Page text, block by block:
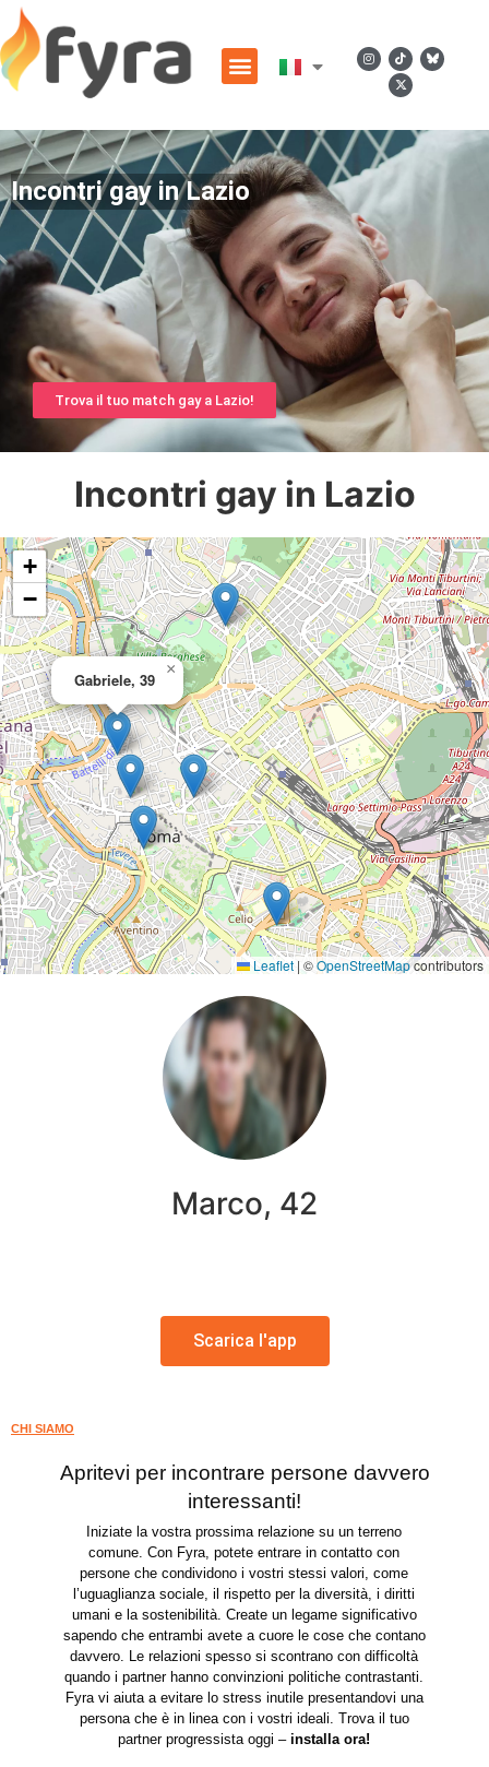
Incontri gay in Lazio
Trova il tuo match gay a Lazio!
Incontri gay in Lazio
Gabriele, 39
×
+
−
Leaflet | ©OpenStreetMapcontributors
Marco, 42
Scarica l'app
CHI SIAMO
Apritevi per incontrare persone davvero
interessanti!
Iniziate la vostra prossima relazione su un terreno
comune. Con Fyra, potete entrare in contatto con
persone che condividono i vostri stessi valori, come
l’uguaglianza sociale, il rispetto per la diversità, i diritti
umani e la sostenibilità. Create un legame significativo
sapendo che entrambi avete a cuore le cose che contano
davvero. Le relazioni spesso si scontrano con difficoltà
quando i partner hanno convinzioni politiche contrastanti.
Fyra vi aiuta a evitare lo stress inutile presentandovi una
persona che è in linea con i vostri ideali. Trova il tuo
partner progressista oggi –installa ora!